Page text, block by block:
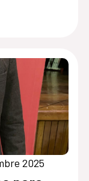
2025